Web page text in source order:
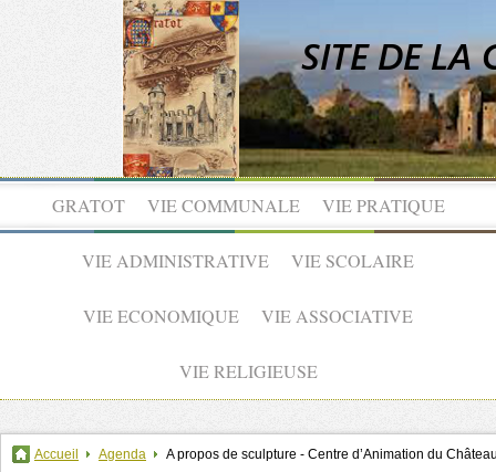
GRATOT VIE COMMUNALE VIE PRATIQUE
VIE ADMINISTRATIVE VIE SCOLAIRE
VIE ECONOMIQUE VIE ASSOCIATIVE
VIE RELIGIEUSE
Accueil Agenda A propos de sculpture - Centre d’Animation du